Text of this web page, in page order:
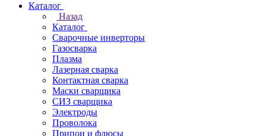
Каталог
Назад
Каталог
Сварочные инверторы
Газосварка
Плазма
Лазерная сварка
Контактная сварка
Маски сварщика
СИЗ сварщика
Электроды
Проволока
Припои и флюсы